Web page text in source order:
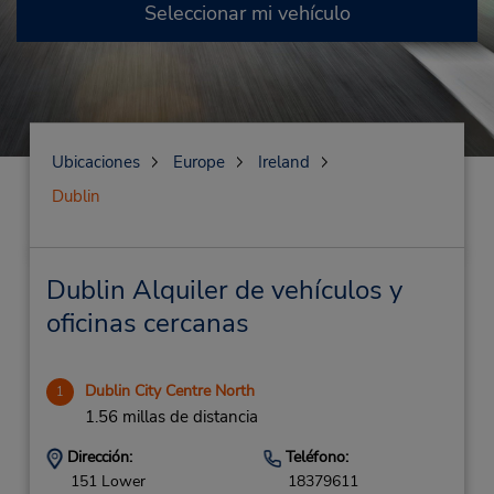
Seleccionar mi vehículo
Ubicaciones Europe
Ireland
Dublin
Dublin Alquiler de vehículos y
oficinas cercanas
1 Dublin City Centre North
1.56 millas de distancia
Dirección:
151 Lower
Teléfono:
18379611